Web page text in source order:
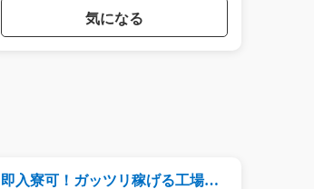
気になる
即入寮可！ガッツリ稼げる工場内